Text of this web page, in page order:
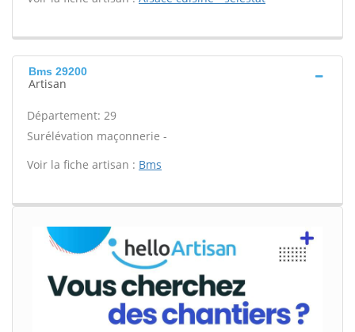
Bms 29200
Artisan
Département: 29
Surélévation maçonnerie -
Voir la fiche artisan : Bms